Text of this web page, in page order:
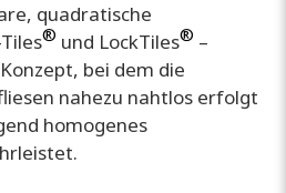
quadratische
® und LockTiles® –
bei dem die
nahezu nahtlos erfolgt
homogenes